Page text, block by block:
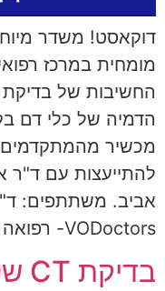
דוקאסט! משדר מיוחד
מומחית במרכז
הדמיה של כלי דם
מכשיר מהמתקדמים
להתייעצות עם ד"ר
אביב. משתתפים: ד"ר
VODoctors- רפואה בעברית […]
בדיקת CT של הלב